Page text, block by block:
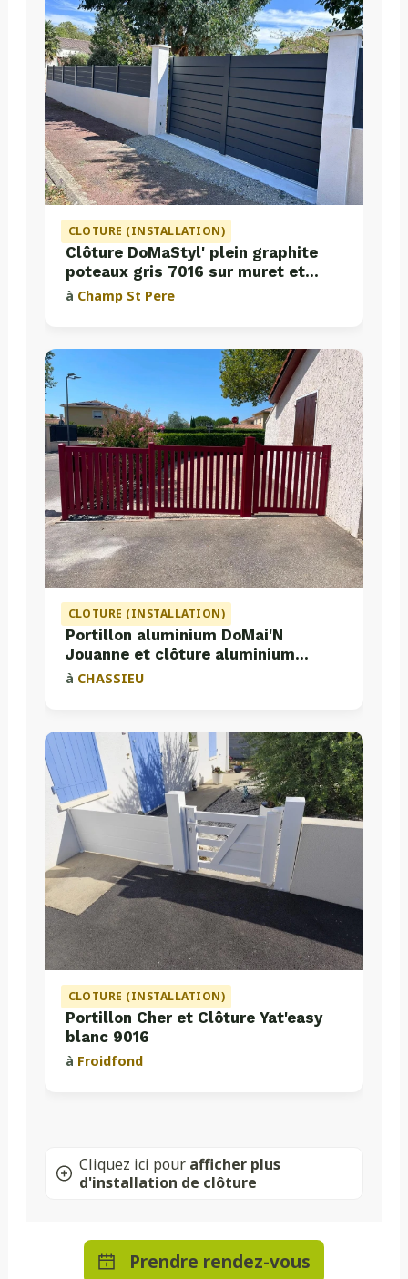
CLOTURE (INSTALLATION)
Clôture DoMaStyl' plein graphite
poteaux gris 7016 sur muret et
portail coulissant Classic Strong
à Champ St Pere
CLOTURE (INSTALLATION)
Portillon aluminium DoMai'N
Jouanne et clôture aluminium
Valette
à CHASSIEU
CLOTURE (INSTALLATION)
Portillon Cher et Clôture Yat'easy
blanc 9016
à Froidfond
Cliquez ici pour afficher plus
d'installation de clôture
Prendre rendez-vous